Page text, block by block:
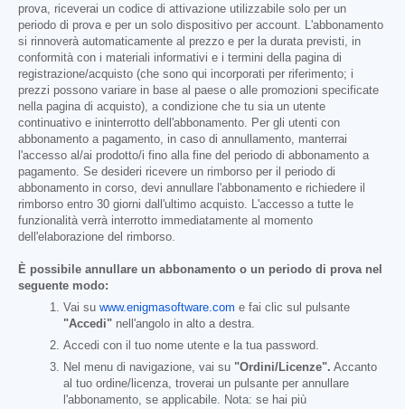
prova, riceverai un codice di attivazione utilizzabile solo per un
periodo di prova e per un solo dispositivo per account. L'abbonamento
si rinnoverà automaticamente al prezzo e per la durata previsti, in
conformità con i materiali informativi e i termini della pagina di
registrazione/acquisto (che sono qui incorporati per riferimento; i
prezzi possono variare in base al paese o alle promozioni specificate
nella pagina di acquisto), a condizione che tu sia un utente
continuativo e ininterrotto dell'abbonamento. Per gli utenti con
abbonamento a pagamento, in caso di annullamento, manterrai
l'accesso al/ai prodotto/i fino alla fine del periodo di abbonamento a
pagamento. Se desideri ricevere un rimborso per il periodo di
abbonamento in corso, devi annullare l'abbonamento e richiedere il
rimborso entro 30 giorni dall'ultimo acquisto. L'accesso a tutte le
funzionalità verrà interrotto immediatamente al momento
dell'elaborazione del rimborso.
È possibile annullare un abbonamento o un periodo di prova nel
seguente modo:
Vai su www.enigmasoftware.com e fai clic sul pulsante
"Accedi" nell'angolo in alto a destra.
Accedi con il tuo nome utente e la tua password.
Nel menu di navigazione, vai su "Ordini/Licenze". Accanto
al tuo ordine/licenza, troverai un pulsante per annullare
l'abbonamento, se applicabile. Nota: se hai più